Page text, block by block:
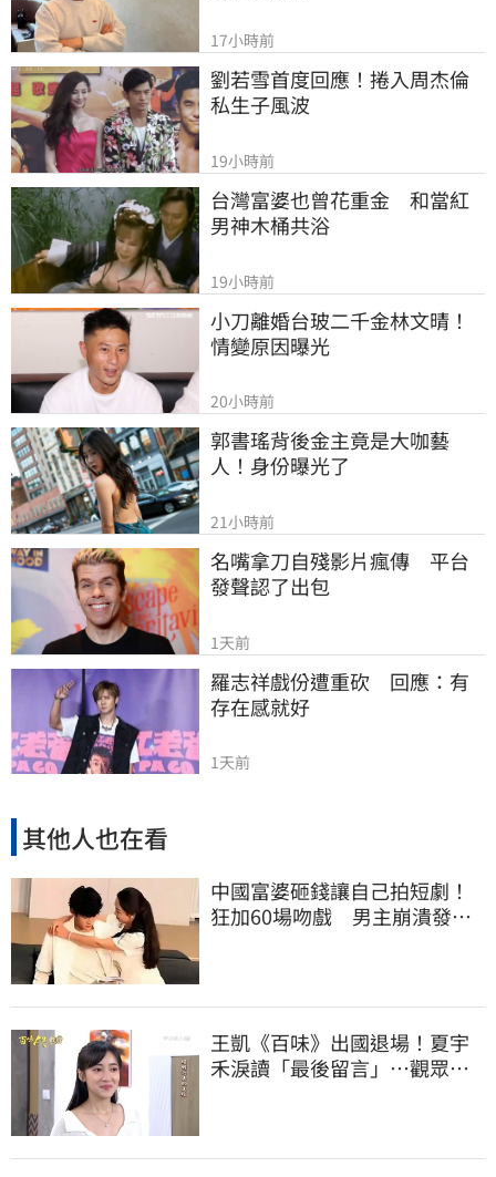
17小時前
劉若雪首度回應！捲入周杰倫
私生子風波
19小時前
台灣富婆也曾花重金　和當紅
男神木桶共浴
19小時前
小刀離婚台玻二千金林文晴！
情變原因曝光
20小時前
郭書瑤背後金主竟是大咖藝
人！身份曝光了
21小時前
名嘴拿刀自殘影片瘋傳　平台
發聲認了出包
1天前
羅志祥戲份遭重砍　回應：有
存在感就好
1天前
其他人也在看
中國富婆砸錢讓自己拍短劇！
狂加60場吻戲 男主崩潰發
王凱《百味》出國退場！夏宇
禾淚讀「最後留言」…觀眾全